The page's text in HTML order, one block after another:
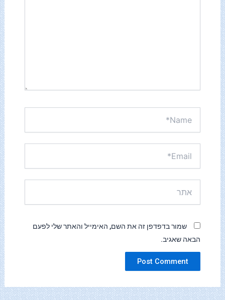
שמור בדפדפן זה את השם, האימייל והאתר שלי לפעם
הבאה שאגיב.